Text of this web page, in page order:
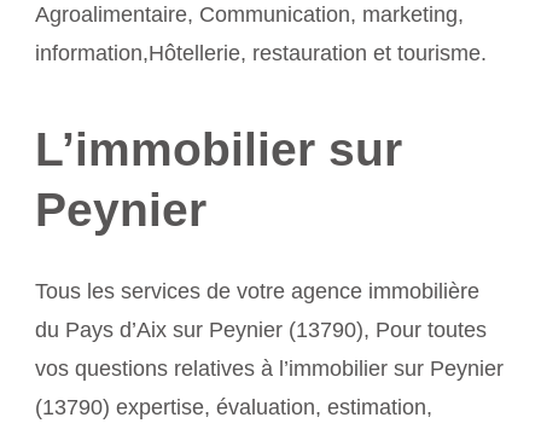
Agroalimentaire, Communication, marketing,
information,Hôtellerie, restauration et tourisme.
L’immobilier sur
Peynier
Tous les services de votre agence immobilière
du Pays d’Aix sur Peynier (13790), Pour toutes
vos questions relatives à l’immobilier sur Peynier
(13790) expertise, évaluation, estimation,